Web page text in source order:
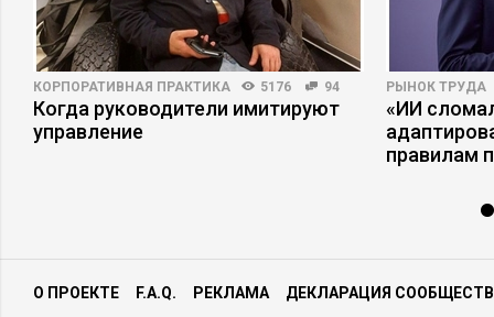
КОРПОРАТИВНАЯ ПРАКТИКА 5176 94
Когда руководители имитируют
управление
РЫНОК ТРУДА
«ИИ
правилам
О ПРОЕКТЕ F.A.Q. РЕКЛАМА ДЕКЛАРАЦИЯ